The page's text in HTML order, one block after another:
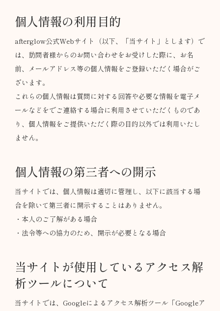
個人情報の利用目的
afterglow公式Webサイト（以下、「当サイト」とします）で
は、訪問者様からのお問い合わせをお受けした際に、お名
前、メールアドレス等の個人情報をご登録いただく場合がご
ざいます。
これらの個人情報は質問に対する回答や必要な情報を電子メ
ールなどをでご連絡する場合に利用させていただくものであ
り、個人情報をご提供いただく際の目的以外では利用いたし
ません。
個人情報の第三者への開示
当サイトでは、個人情報は適切に管理し、以下に該当する場
合を除いて第三者に開示することはありません。
・本人のご了解がある場合
・法令等への協力のため、開示が必要となる場合
当サイトが使用しているアクセス解
析ツールについて
当サイトでは、Googleによるアクセス解析ツール「Googleア